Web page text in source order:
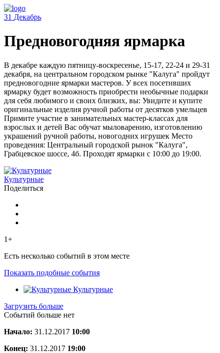
31 Декабрь
Предновогодняя ярмарка
В декабре каждую пятницу-воскресенье, 15-17, 22-24 и 29-31
декабря, на центральном городском рынке "Калуга" пройдут
предновогодние ярмарки мастеров. У всех посетивших
ярмарку будет возможность приобрести необычные подарки
для себя любимого и своих близких, вы: Увидите и купите
оригинальные изделия ручной работы от десятков умельцев
Примите участие в занимательных мастер-классах для
взрослых и детей Вас обучат мыловарению, изготовлению
украшений ручной работы, новогодних игрушек Место
проведения: Центральный городской рынок "Калуга",
Грабцевское шоссе, 4б. Проходят ярмарки с 10:00 до 19:00.
Культурные
Поделиться
1+
Есть несколько событий в этом месте
Показать подобные события
Культурные
Загрузить больше
Событий больше нет
Начало: 31.12.2017 10:00
Конец: 31.12.2017 19:00